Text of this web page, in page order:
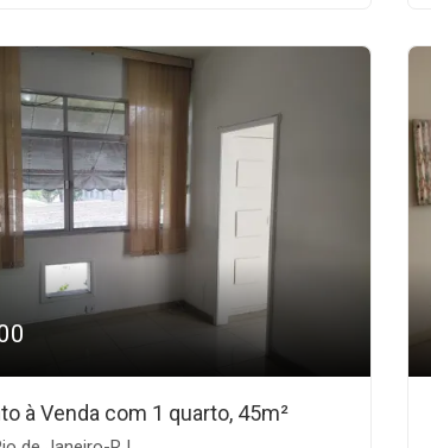
à Venda com 1 quarto, 45m²